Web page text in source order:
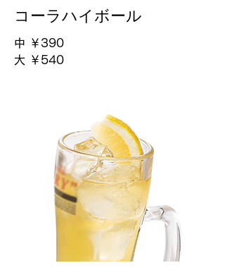
コーラハイボール
中
￥390
大
￥540